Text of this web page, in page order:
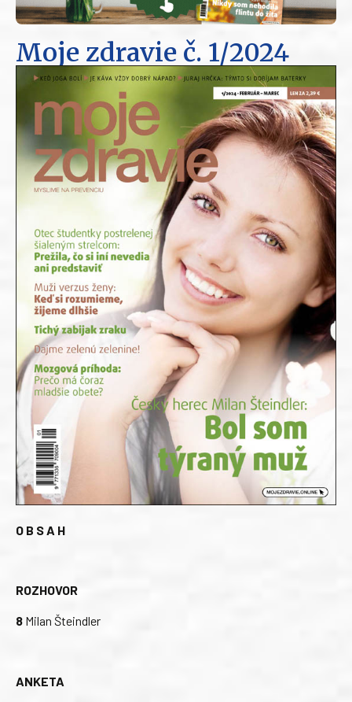
Moje zdravie č. 1/2024
O B S A H
ROZHOVOR
8 Milan Šteindler
ANKETA